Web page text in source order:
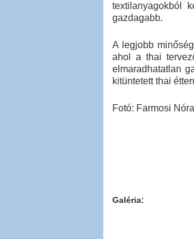
textilanyagokból
gazdagabb.
A legjobb
ahol a thai
elmaradhatatlan
kitüntetett thai
Fotó: Farmosi Nóra
Galéria: